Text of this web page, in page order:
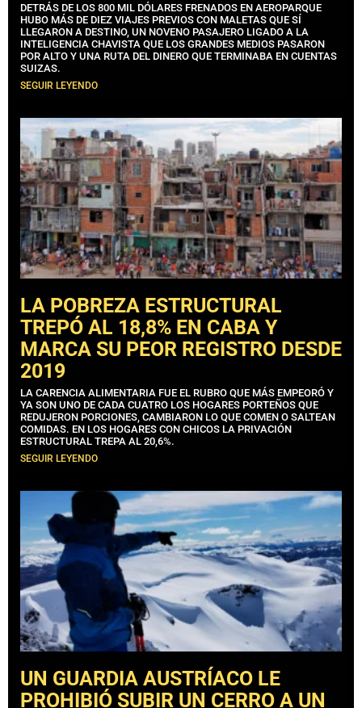
DETRÁS DE LOS 800 MIL DÓLARES FRENADOS EN AEROPARQUE
HUBO MÁS DE DIEZ VIAJES PREVIOS CON MALETAS QUE SÍ
LLEGARON A DESTINO, UN NOVENO PASAJERO LIGADO A LA
INTELIGENCIA CHAVISTA QUE LOS GRANDES MEDIOS PASARON
POR ALTO Y UNA RUTA DEL DINERO QUE TERMINABA EN CUENTAS
SUIZAS.
SEGUIR LEYENDO
LA POBREZA ESTRUCTURAL
TREPÓ AL 18,8% EN CABA Y
MARCA SU PEOR REGISTRO DESDE
2019
LA CARENCIA ALIMENTARIA FUE EL RUBRO QUE MÁS EMPEORÓ Y
YA SON UNO DE CADA CUATRO LOS HOGARES PORTEÑOS QUE
REDUJERON PORCIONES, CAMBIARON LO QUE COMEN O SALTEAN
COMIDAS. EN LOS HOGARES CON CHICOS LA PRIVACIÓN
ESTRUCTURAL TREPA AL 20,6%.
SEGUIR LEYENDO
UN GUARDIA AUSTRÍACO LE
PROHIBIÓ SUBIR UN CERRO A UN